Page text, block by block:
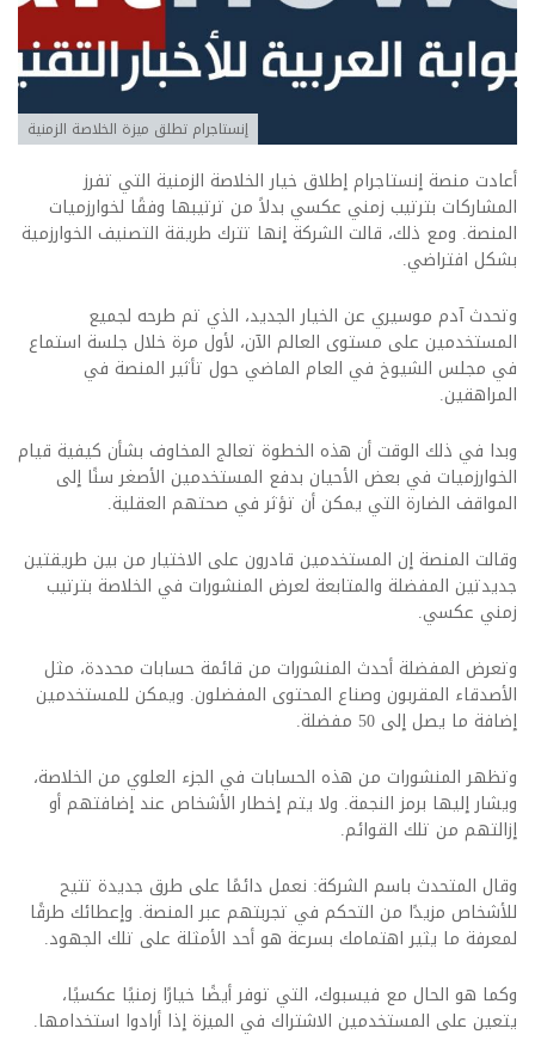
إنستاجرام تطلق ميزة الخلاصة الزمنية
أعادت منصة إنستاجرام إطلاق خيار الخلاصة الزمنية التي تفرز
المشاركات بترتيب زمني عكسي بدلاً من ترتيبها وفقًا لخوارزميات
المنصة. ومع ذلك، قالت الشركة إنها تترك طريقة التصنيف الخوارزمية
بشكل افتراضي.
وتحدث آدم موسيري عن الخيار الجديد، الذي تم طرحه لجميع
المستخدمين على مستوى العالم الآن، لأول مرة خلال جلسة استماع
في مجلس الشيوخ في العام الماضي حول تأثير المنصة في
المراهقين.
وبدا في ذلك الوقت أن هذه الخطوة تعالج المخاوف بشأن كيفية قيام
الخوارزميات في بعض الأحيان بدفع المستخدمين الأصغر سنًا إلى
المواقف الضارة التي يمكن أن تؤثر في صحتهم العقلية.
وقالت المنصة إن المستخدمين قادرون على الاختيار من بين طريقتين
جديدتين المفضلة والمتابعة لعرض المنشورات في الخلاصة بترتيب
زمني عكسي.
وتعرض المفضلة أحدث المنشورات من قائمة حسابات محددة، مثل
الأصدقاء المقربون وصناع المحتوى المفضلون. ويمكن للمستخدمين
إضافة ما يصل إلى 50 مفضلة.
وتظهر المنشورات من هذه الحسابات في الجزء العلوي من الخلاصة،
ويشار إليها برمز النجمة. ولا يتم إخطار الأشخاص عند إضافتهم أو
إزالتهم من تلك القوائم.
وقال المتحدث باسم الشركة: نعمل دائمًا على طرق جديدة تتيح
للأشخاص مزيدًا من التحكم في تجربتهم عبر المنصة. وإعطائك طرقًا
لمعرفة ما يثير اهتمامك بسرعة هو أحد الأمثلة على تلك الجهود.
وكما هو الحال مع فيسبوك، التي توفر أيضًا خيارًا زمنيًا عكسيًا،
يتعين على المستخدمين الاشتراك في الميزة إذا أرادوا استخدامها.